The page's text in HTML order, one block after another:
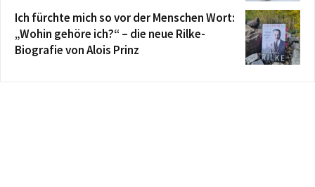
Ich fürchte mich so vor der Menschen Wort:
„Wohin gehöre ich?“ – die neue Rilke-
Biografie von Alois Prinz